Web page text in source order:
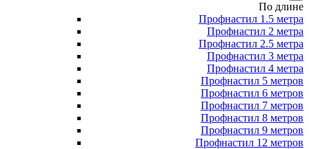
По длине
Профнастил 1.5 метра
Профнастил 2 метра
Профнастил 2.5 метра
Профнастил 3 метра
Профнастил 4 метра
Профнастил 5 метров
Профнастил 6 метров
Профнастил 7 метров
Профнастил 8 метров
Профнастил 9 метров
Профнастил 12 метров